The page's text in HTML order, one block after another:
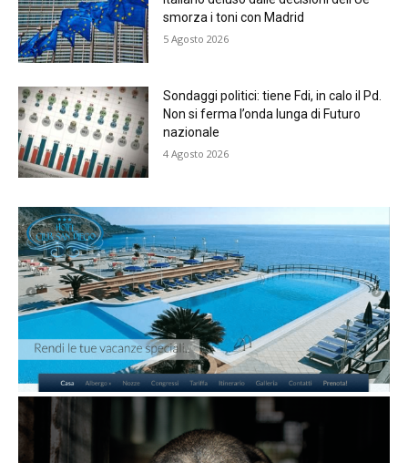
smorza i toni con Madrid
5 Agosto 2026
Sondaggi politici: tiene Fdi, in calo il Pd.
Non si ferma l’onda lunga di Futuro
nazionale
4 Agosto 2026